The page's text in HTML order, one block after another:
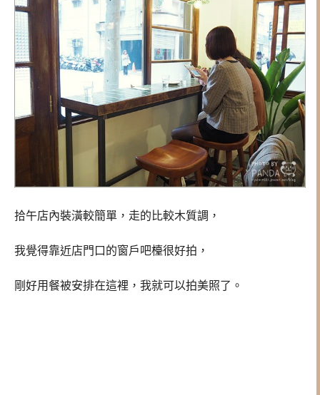
拾午店內裝潢較簡單，走的比較木質調，
我覺得靠近店門口的窗戶吧檯很好拍，
剛好用餐被安排在這裡，我就可以拍美照了。